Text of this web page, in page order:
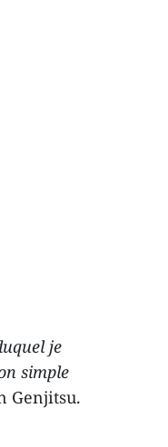
je
simple
Genjitsu.